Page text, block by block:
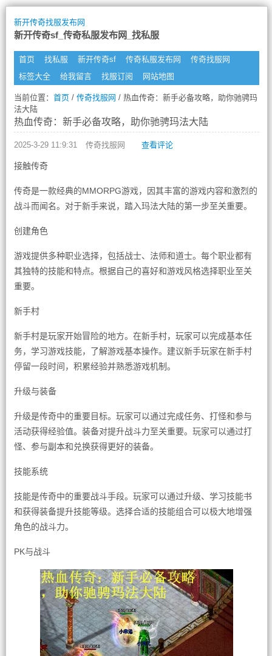
新开传奇找服发布网
新开传奇sf_传奇私服发布网_找私服
首页 找私服 新开传奇sf 传奇私服发布网
传奇找服网
标签大全
给我留言 找服订阅 网站地图
当前位置： 首页/ 传奇找服网 / 热血传奇：新手必备攻略，助你驰骋玛
法大陆
热血传奇：新手必备攻略，助你驰骋玛法大陆
2025-3-29 11:9:31 传奇找服网 查看评论
接触传奇
传奇是一款经典的MMORPG游戏，因其丰富的游戏内容和激烈的
战斗而闻名。对于新手来说，踏入玛法大陆的第一步至关重要。
创建角色
游戏提供多种职业选择，包括战士、法师和道士。每个职业都有
其独特的技能和特点。根据自己的喜好和游戏风格选择职业至关
重要。
新手村
新手村是玩家开始冒险的地方。在新手村，玩家可以完成基本任
务，学习游戏技能，了解游戏基本操作。建议新手玩家在新手村
停留一段时间，积累经验并熟悉游戏机制。
升级与装备
升级是传奇中的重要目标。玩家可以通过完成任务、打怪和参与
活动获得经验值。装备对提升战斗力至关重要。玩家可以通过打
怪、参与副本和兑换获得更好的装备。
技能系统
技能是传奇中的重要战斗手段。玩家可以通过升级、学习技能书
和获得装备提升技能等级。选择合适的技能组合可以极大地增强
角色的战斗力。
PK与战斗